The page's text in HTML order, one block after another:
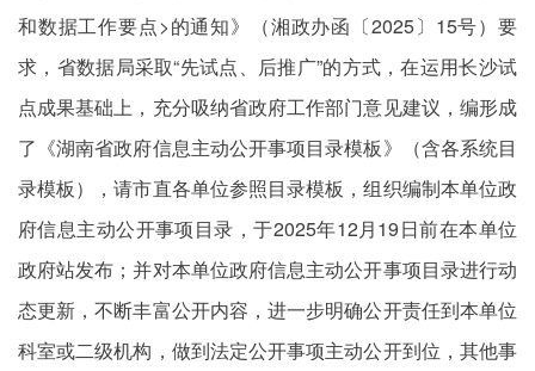
和数据工作要点>的通知》（湘政办函〔2025〕15号）要
求，省数据局采取“先试点、后推广”的方式，在运用长沙试
点成果基础上，充分吸纳省政府工作部门意见建议，编形成
了《湖南省政府信息主动公开事项目录模板》（含各系统目
录模板），请市直各单位参照目录模板，组织编制本单位政
府信息主动公开事项目录，于2025年12月19日前在本单位
政府站发布；并对本单位政府信息主动公开事项目录进行动
态更新，不断丰富公开内容，进一步明确公开责任到本单位
科室或二级机构，做到法定公开事项主动公开到位，其他事